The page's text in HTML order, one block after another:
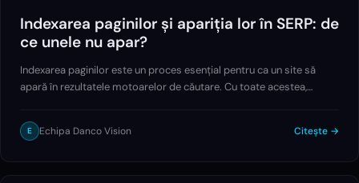
Indexarea paginilor și apariția lor în SERP: de
ce unele nu apar?
Indexarea paginilor este un proces esențial pentru ca un site să
apară în rezultatele motoarelor de căutare. Cu toate acestea,
Google explică faptul…
E Echipa Danco Vision Citește →